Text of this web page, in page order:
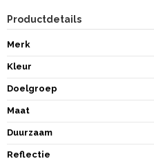
Productdetails
Merk
Kleur
Doelgroep
Maat
Duurzaam
Reflectie